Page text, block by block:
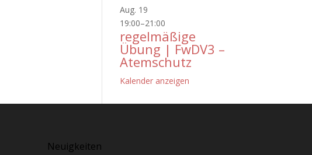
Aug. 19
19:00–21:00
regelmäßige
Übung | FwDV3 –
Atemschutz
Kalender anzeigen
Neuigkeiten